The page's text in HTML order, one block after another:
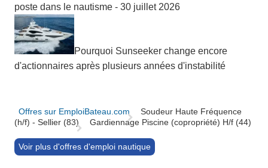
poste dans le nautisme - 30 juillet 2026
Pourquoi Sunseeker change encore
d'actionnaires après plusieurs années d'instabilité
Offres sur EmploiBateau.com
Soudeur Haute Fréquence
(h/f) - Sellier (83)
Gardiennage Piscine (copropriété) H/f (44)
Voir plus d'offres d'emploi nautique